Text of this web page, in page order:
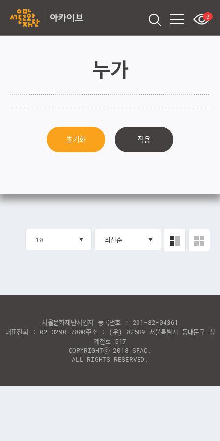
0
누가
초기화 적용
서울문화재단사업자 등록번호 : 201-82-04361
대표전화 : 02-3290-7000주소 : (우) 02589 서울특별시 동대문구 청
계천로 517
COPYRIGHTⓒ 2018 SFAC.
ALL RIGHTS RESERVED.